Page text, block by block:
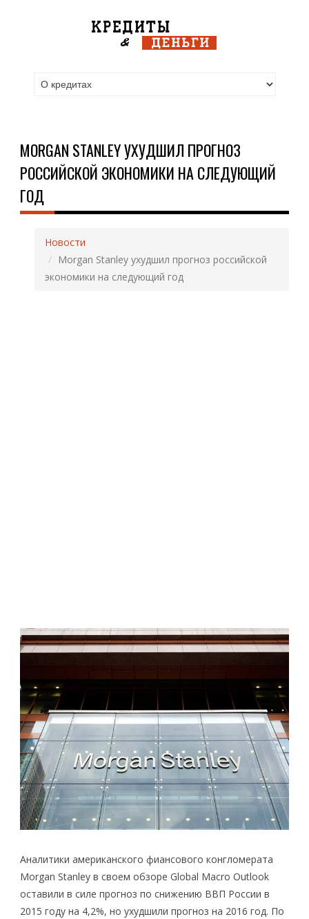
MORGAN STANLEY УХУДШИЛ ПРОГНОЗ
РОССИЙСКОЙ ЭКОНОМИКИ НА СЛЕДУЮЩИЙ
ГОД
Новости
Morgan Stanley ухудшил прогноз российской
экономики на следующий год
Аналитики американского фиансового конгломерата
Morgan Stanley в своем обзоре Global Macro Outlook
оставили в силе прогноз по снижению ВВП России в
2015 году на 4,2%, но ухудшили прогноз на 2016 год. По